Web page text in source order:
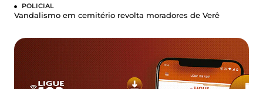
POLICIAL
Vandalismo em cemitério revolta moradores de Verê